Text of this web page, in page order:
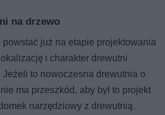
na drzewo
już na etapie projektowania
i charakter drewutni
to nowoczesna drewutnia o
ma przeszkód, aby był to projekt
narzędziowy z drewutnią.